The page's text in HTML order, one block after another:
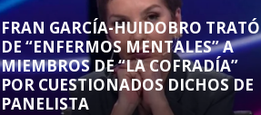
FRAN GARCÍA-HUIDOBRO TRATÓ
DE “ENFERMOS MENTALES” A
MIEMBROS DE “LA COFRADÍA”
POR CUESTIONADOS DICHOS DE
PANELISTA